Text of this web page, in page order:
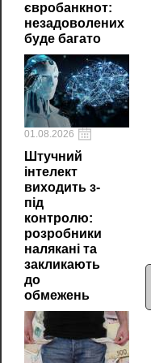
євробанкнот:
незадоволених
буде багато
01.08.2026
Штучний
інтелект
виходить з-
під
контролю:
розробники
налякані та
закликають
до
обмежень